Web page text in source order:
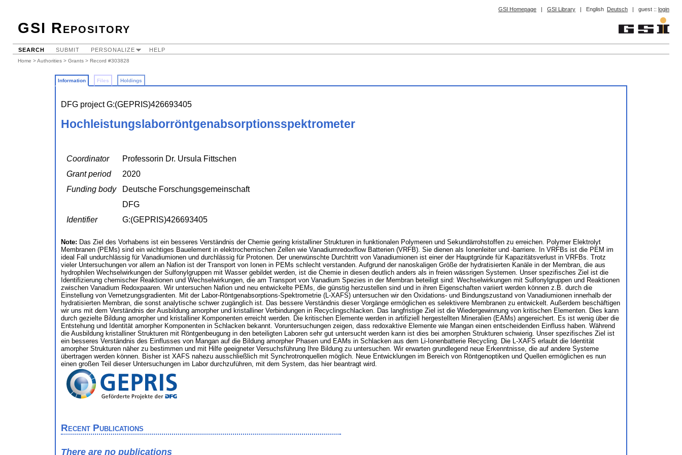
GSI Homepage | GSI Library | English Deutsch | guest :: login
GSI Repository
SEARCH SUBMIT PERSONALIZE HELP
Home >Authorities > Grants > Record #303828
Information Files Holdings
DFG project G:(GEPRIS)426693405
Hochleistungslaborröntgenabsorptionsspektrometer
Coordinator
Professorin Dr. Ursula Fittschen
Grant period
2020
Funding body
Deutsche Forschungsgemeinschaft
DFG
Identifier
G:(GEPRIS)426693405
Note: Das Ziel des Vorhabens ist ein besseres Verständnis der Chemie gering kristalliner Strukturen in funktionalen Polymeren und Sekundärrohstoffen zu erreichen. Polymer Elektrolyt
Membranen (PEMs) sind ein wichtiges Bauelement in elektrochemischen Zellen wie Vanadiumredoxflow Batterien (VRFB). Sie dienen als Ionenleiter und -barriere. In VRFBs ist die PEM im
ideal Fall undurchlässig für Vanadiumionen und durchlässig für Protonen. Der unerwünschte Durchtritt von Vanadiumionen ist einer der Hauptgründe für Kapazitätsverlust in VRFBs. Trotz
vieler Untersuchungen vor allem an Nafion ist der Transport von Ionen in PEMs schlecht verstanden. Aufgrund der nanoskaligen Größe der hydratisierten Kanäle in der Membran, die aus
hydrophilen Wechselwirkungen der Sulfonylgruppen mit Wasser gebildet werden, ist die Chemie in diesen deutlich anders als in freien wässrigen Systemen. Unser spezifisches Ziel ist die
Identifizierung chemischer Reaktionen und Wechselwirkungen, die am Transport von Vanadium Spezies in der Membran beteiligt sind: Wechselwirkungen mit Sulfonylgruppen und Reaktionen
zwischen Vanadium Redoxpaaren. Wir untersuchen Nafion und neu entwickelte PEMs, die günstig herzustellen sind und in ihren Eigenschaften variiert werden können z.B. durch die
Einstellung von Vernetzungsgradienten. Mit der Labor-Röntgenabsorptions-Spektrometrie (L-XAFS) untersuchen wir den Oxidations- und Bindungszustand von Vanadiumionen innerhalb der
hydratisierten Membran, die sonst analytische schwer zugänglich ist. Das bessere Verständnis dieser Vorgänge ermöglichen es selektivere Membranen zu entwickelt. Außerdem beschäftigen
wir uns mit dem Verständnis der Ausbildung amorpher und kristalliner Verbindungen in Recyclingschlacken. Das langfristige Ziel ist die Wiedergewinnung von kritischen Elementen. Dies kann
durch gezielte Bildung amorpher und kristalliner Komponenten erreicht werden. Die kritischen Elemente werden in artifiziell hergestellten Mineralien (EAMs) angereichert. Es ist wenig über die
Entstehung und Identität amorpher Komponenten in Schlacken bekannt. Voruntersuchungen zeigen, dass redoxaktive Elemente wie Mangan einen entscheidenden Einfluss haben. Während
die Ausbildung kristalliner Strukturen mit Röntgenbeugung in den beteiligten Laboren sehr gut untersucht werden kann ist dies bei amorphen Strukturen schwierig. Unser spezifisches Ziel ist
ein besseres Verständnis des Einflusses von Mangan auf die Bildung amorpher Phasen und EAMs in Schlacken aus dem Li-Ionenbatterie Recycling. Die L-XAFS erlaubt die Identität
amorpher Strukturen näher zu bestimmen und mit Hilfe geeigneter Versuchsführung Ihre Bildung zu untersuchen. Wir erwarten grundlegend neue Erkenntnisse, die auf andere Systeme
übertragen werden können. Bisher ist XAFS nahezu ausschließlich mit Synchrotronquellen möglich. Neue Entwicklungen im Bereich von Röntgenoptiken und Quellen ermöglichen es nun
einen großen Teil dieser Untersuchungen im Labor durchzuführen, mit dem System, das hier beantragt wird.
Recent Publications
There are no publications